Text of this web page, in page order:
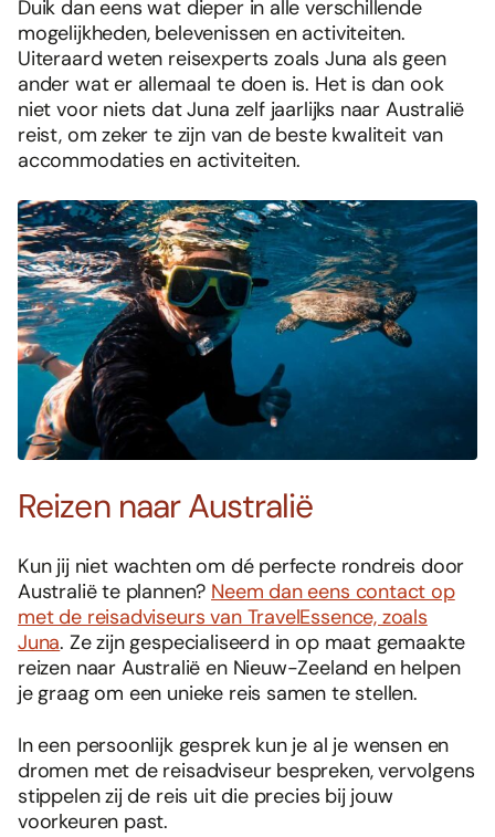
Duik dan eens wat dieper in alle verschillende
mogelijkheden, belevenissen en activiteiten.
Uiteraard weten reisexperts zoals Juna als geen
ander wat er allemaal te doen is. Het is dan ook
niet voor niets dat Juna zelf jaarlijks naar Australië
reist, om zeker te zijn van de beste kwaliteit van
accommodaties en activiteiten.
Reizen naar Australië
Kun jij niet wachten om dé perfecte rondreis door
Australië te plannen? Neem dan eens contact op
met de reisadviseurs van TravelEssence, zoals
Juna. Ze zijn gespecialiseerd in op maat gemaakte
reizen naar Australië en Nieuw-Zeeland en helpen
je graag om een unieke reis samen te stellen.
In een persoonlijk gesprek kun je al je wensen en
dromen met de reisadviseur bespreken, vervolgens
stippelen zij de reis uit die precies bij jouw
voorkeuren past.